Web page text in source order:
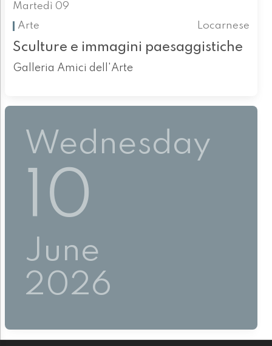
Martedì 09
Arte
Locarnese
Sculture e immagini paesaggistiche
Galleria Amici dell'Arte
Wednesday
10
June
2026